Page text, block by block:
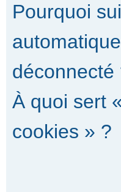
Pourquoi
déconnecté
À quoi sert
cookies » ?